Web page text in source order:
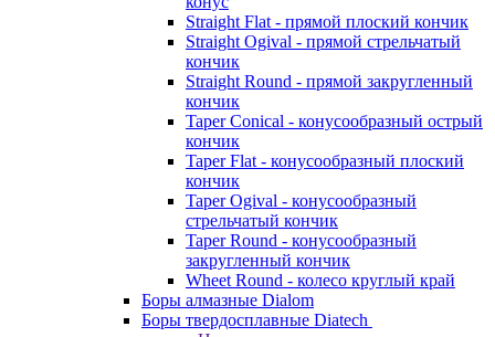
Straight Flat - прямой плоский кончик
Straight Ogival - прямой стрельчатый
кончик
Straight Round - прямой закругленный
кончик
Taper Conical - конусообразный острый
кончик
Taper Flat - конусообразный плоский
кончик
Taper Ogival - конусообразный
стрельчатый кончик
Taper Round - конусообразный
закругленный кончик
Wheet Round - колесо круглый край
Боры алмазные Dialom
Боры твердосплавные Diatech